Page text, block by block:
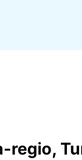
regio,